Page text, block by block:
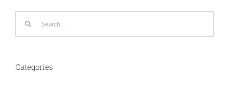
Categories